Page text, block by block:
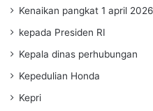
Kenaikan pangkat 1 april 2026
kepada Presiden RI
Kepala dinas perhubungan
Kepedulian Honda
Kepri